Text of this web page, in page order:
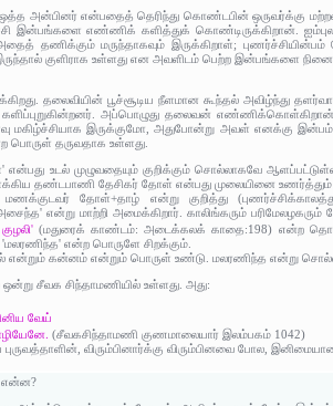
அன்பினர் என்பதைத் தெரிந்து கொண்டபின் ஒருவர்க்கு மற்றவர்
இன்பங்களை எண்ணிக் களித்துக் கொண்டிருக்கிறான்.
தணிக்கும் மருந்தாகவும் இருக்கிறாள்;
இருந்தால் குளிராக உள்ளது என அவளிடம் பெற்ற இன்பங்களை
தலைவியின் பூச்சூடிய நீளமான கூந்தல் அவிழ்ந்து
களிப்புறுகின்றனர். அப்பொழுது தலைவன்
மகிழ்ச்சியாக இருக்குமோ, அதுபோன்று அவள் எனக்கு
தருவதாக உள்ளது.
என்பது உடல் முழுவதையும் குறிக்கும் சொல்லாகவே
தண்டபாணி தேசிகர் தோள் என்பது முலையினை உணர்த்தும்
தோள்+தாழ் என்று குறித்து
அசைந்த' என்று மாற்றி அமைக்கிறார். காலிங்கரும்
(மதுரைக் காண்டம்: அடைக்கலக் காதை:198) என்ற
'மலரணிந்த' என்ற பொருளே சிறக்கும்.
என்றும் கன்னம் என்றும் பொருள் உண்டு. மலரணிந்த என்று
சீவக சிந்தாமணியில் உள்ளது. அது:
வேய்
(சீவகசிந்தாமணி குணமாலையார் இலம்பகம் 1042)
விரும்பினார்க்கு விரும்பினவை போல,
என்ன?